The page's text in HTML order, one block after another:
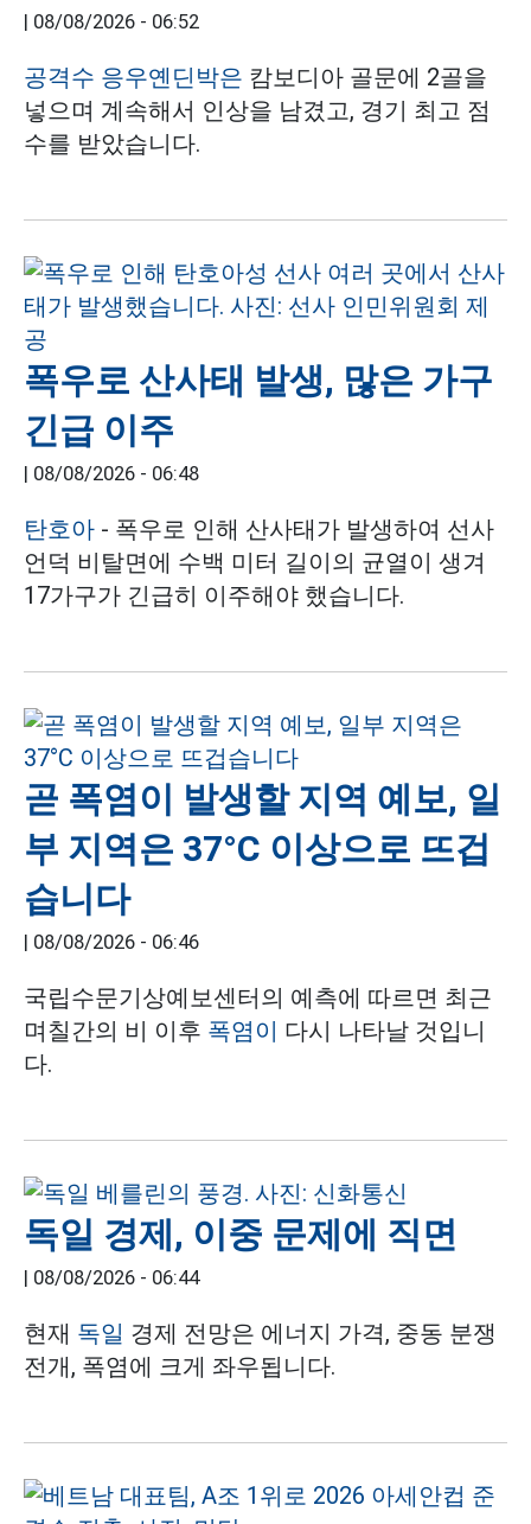
| 08/08/2026 - 06:52
공격수 응우옌딘박은 캄보디아 골문에 2골을
넣으며 계속해서 인상을 남겼고, 경기 최고 점
수를 받았습니다.
폭우로 산사태 발생, 많은 가구
긴급 이주
| 08/08/2026 - 06:48
탄호아 - 폭우로 인해 산사태가 발생하여 선사
언덕 비탈면에 수백 미터 길이의 균열이 생겨
17가구가 긴급히 이주해야 했습니다.
곧 폭염이 발생할 지역 예보, 일
부 지역은 37°C 이상으로 뜨겁
습니다
| 08/08/2026 - 06:46
국립수문기상예보센터의 예측에 따르면 최근
며칠간의 비 이후 폭염이 다시 나타날 것입니
다.
독일 경제, 이중 문제에 직면
| 08/08/2026 - 06:44
현재 독일 경제 전망은 에너지 가격, 중동 분쟁
전개, 폭염에 크게 좌우됩니다.